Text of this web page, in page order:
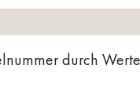
durch